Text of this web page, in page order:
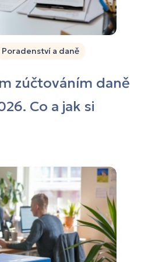
Poradenství a daně
zúčtováním daně
Co a jak si